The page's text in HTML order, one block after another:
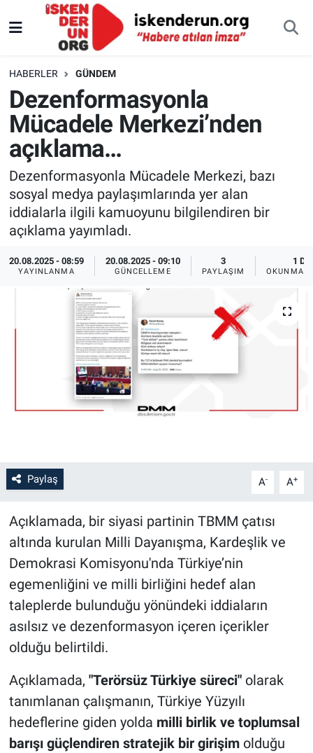
HABERLER GÜNDEM
Dezenformasyonla
Mücadele Merkezi’nden
açıklama…
Dezenformasyonla Mücadele Merkezi, bazı
sosyal medya paylaşımlarında yer alan
iddialarla ilgili kamuoyunu bilgilendiren bir
açıklama yayımladı.
20.08.2025 - 08:59
YAYINLANMA
20.08.2025 - 09:10
GÜNCELLEME
3
PAYLAŞIM
1 DK
OKUNMA
Paylaş A- A+
Açıklamada, bir siyasi partinin TBMM çatısı
altında kurulan Milli Dayanışma, Kardeşlik ve
Demokrasi Komisyonu'nda Türkiye’nin
egemenliğini ve milli birliğini hedef alan
taleplerde bulunduğu yönündeki iddiaların
asılsız ve dezenformasyon içeren içerikler
olduğu belirtildi.
Açıklamada, "Terörsüz Türkiye süreci"olarak
tanımlanan çalışmanın, Türkiye Yüzyılı
hedeflerine giden yolda milli birlik ve toplumsal
barışı güçlendiren stratejik bir girişimolduğu